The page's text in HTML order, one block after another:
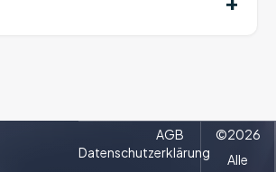
Datenschutzerklärung
©2026
Alle
AGB